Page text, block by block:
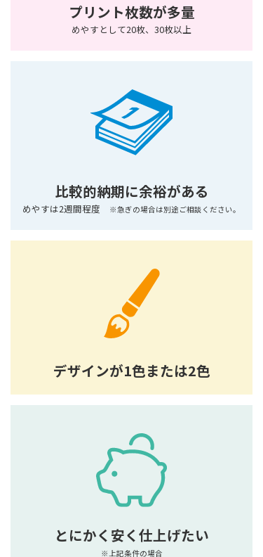
プリント枚数が多量
めやすとして20枚、30枚以上
比較的納期に余裕がある
めやすは2週間程度 ※急ぎの場合は別途ご相談ください。
デザインが1色または2色
とにかく安く仕上げたい
※上記条件の場合